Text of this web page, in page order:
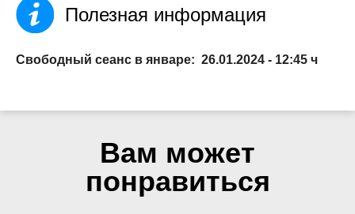
Полезная информация
Свободный сеанс в январе: 26.01.2024 - 12:45 ч
Вам может
понравиться